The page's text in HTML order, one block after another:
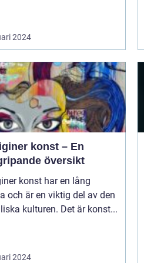
2024
konst – En
översikt
konst har en lång
och är en viktig del av den
kulturen. Det är konst...
2024